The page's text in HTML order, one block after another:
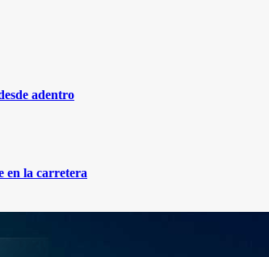
adentro
en la carretera